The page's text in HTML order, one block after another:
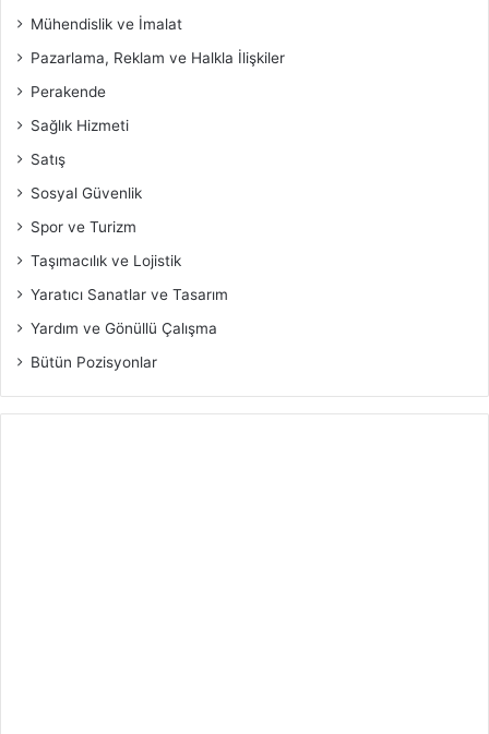
Mühendislik ve İmalat
Pazarlama, Reklam ve Halkla İlişkiler
Perakende
Sağlık Hizmeti
Satış
Sosyal Güvenlik
Spor ve Turizm
Taşımacılık ve Lojistik
Yaratıcı Sanatlar ve Tasarım
Yardım ve Gönüllü Çalışma
Bütün Pozisyonlar